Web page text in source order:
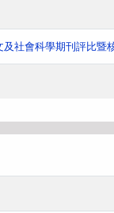
社會科學期刊評比暨